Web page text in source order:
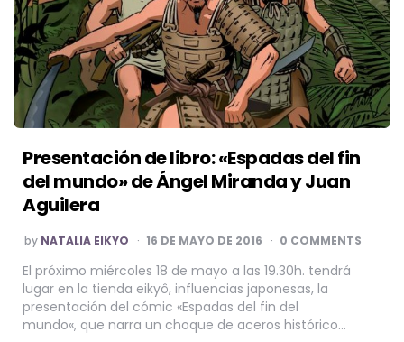
Presentación de libro: «Espadas del fin
del mundo» de Ángel Miranda y Juan
Aguilera
POSTED
BY
by NATALIA EIKYO 16 DE MAYO DE 2016 0 COMMENTS
El próximo miércoles 18 de mayo a las 19.30h. tendrá
lugar en la tienda eikyô, influencias japonesas, la
presentación del cómic «Espadas del fin del
mundo«, que narra un choque de aceros histórico…